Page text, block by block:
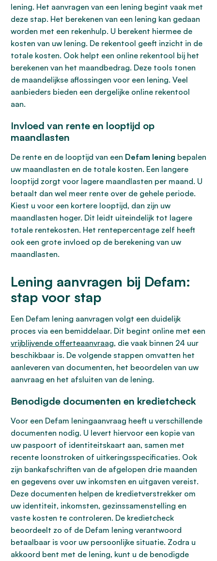
lening. Het aanvragen van een lening begint vaak met
deze stap. Het berekenen van een lening kan gedaan
worden met een rekenhulp. U berekent hiermee de
kosten van uw lening. De rekentool geeft inzicht in de
totale kosten. Ook helpt een online rekentool bij het
berekenen van het maandbedrag. Deze tools tonen
de maandelijkse aflossingen voor een lening. Veel
aanbieders bieden een dergelijke online rekentool
aan.
Invloed van rente en looptijd op
maandlasten
De rente en de looptijd van een Defam lening bepalen
uw maandlasten en de totale kosten. Een langere
looptijd zorgt voor lagere maandlasten per maand. U
betaalt dan wel meer rente over de gehele periode.
Kiest u voor een kortere looptijd, dan zijn uw
maandlasten hoger. Dit leidt uiteindelijk tot lagere
totale rentekosten. Het rentepercentage zelf heeft
ook een grote invloed op de berekening van uw
maandlasten.
Lening aanvragen bij Defam:
stap voor stap
Een Defam lening aanvragen volgt een duidelijk
proces via een bemiddelaar. Dit begint online met een
vrijblijvende offerteaanvraag, die vaak binnen 24 uur
beschikbaar is. De volgende stappen omvatten het
aanleveren van documenten, het beoordelen van uw
aanvraag en het afsluiten van de lening.
Benodigde documenten en kredietcheck
Voor een Defam leningaanvraag heeft u verschillende
documenten nodig. U levert hiervoor een kopie van
uw paspoort of identiteitskaart aan, samen met
recente loonstroken of uitkeringsspecificaties. Ook
zijn bankafschriften van de afgelopen drie maanden
en gegevens over uw inkomsten en uitgaven vereist.
Deze documenten helpen de kredietverstrekker om
uw identiteit, inkomsten, gezinssamenstelling en
vaste kosten te controleren. De kredietcheck
beoordeelt zo of de Defam lening verantwoord
betaalbaar is voor uw persoonlijke situatie. Zodra u
akkoord bent met de lening, kunt u de benodigde